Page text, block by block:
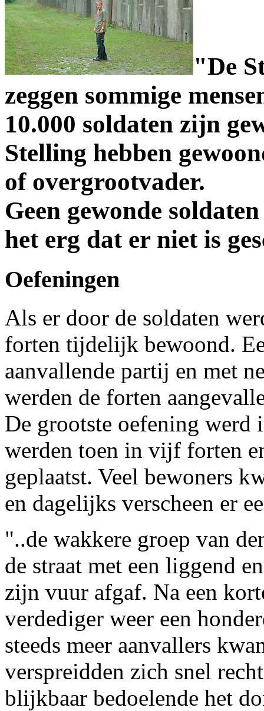
"De
zeggen sommige
10.000 soldaten zijn
Stelling hebben
of overgrootvader.
Geen gewonde
het erg dat er niet is
Oefeningen
Als er door de soldaten
forten tijdelijk bewoond.
aanvallende partij en met
werden de forten
De grootste oefening werd
werden toen in vijf forten
geplaatst. Veel bewoners
en dagelijks verscheen er
"..de wakkere groep van
de straat met een liggend
zijn vuur afgaf. Na een
verdediger weer een
steeds meer aanvallers
verspreidden zich snel
blijkbaar bedoelende het